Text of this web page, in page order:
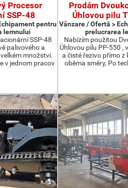
Procesor
SSP-48
pentru
lemnului
SSP-48
palivového a
množství.
v jednom pracov
Prodám
Úhlovou pilu
Vânzare / Ofertă >
prelucrarea
Nabízím použitou
Úhlovou pilu PP-550 ,
a čisté řezivo přímo z
oběma směry, Po